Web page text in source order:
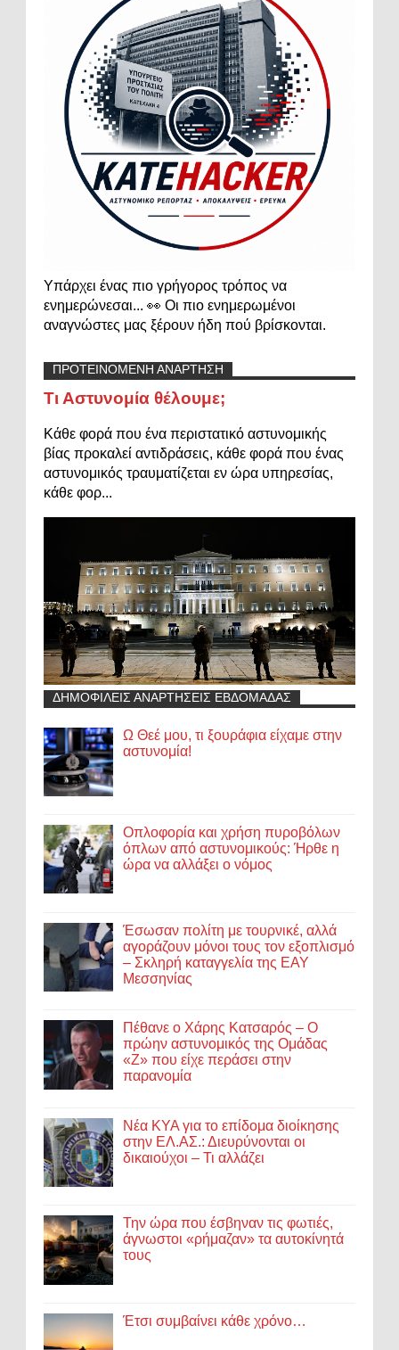
Υπάρχει ένας πιο γρήγορος τρόπος να
ενημερώνεσαι... 👀 Οι πιο ενημερωμένοι
αναγνώστες μας ξέρουν ήδη πού βρίσκονται.
ΠΡΟΤΕΙΝΟΜΕΝΗ ΑΝΑΡΤΗΣΗ
Τι Αστυνομία θέλουμε;
Κάθε φορά που ένα περιστατικό αστυνομικής
βίας προκαλεί αντιδράσεις, κάθε φορά που ένας
αστυνομικός τραυματίζεται εν ώρα υπηρεσίας,
κάθε φορ...
ΔΗΜΟΦΙΛΕΙΣ ΑΝΑΡΤΗΣΕΙΣ ΕΒΔΟΜΑΔΑΣ
Ω Θεέ μου, τι ξουράφια είχαμε στην
αστυνομία!
Οπλοφορία και χρήση πυροβόλων
όπλων από αστυνομικούς: Ήρθε η
ώρα να αλλάξει ο νόμος
Έσωσαν πολίτη με τουρνικέ, αλλά
αγοράζουν μόνοι τους τον εξοπλισμό
– Σκληρή καταγγελία της ΕΑΥ
Μεσσηνίας
Πέθανε ο Χάρης Κατσαρός – Ο
πρώην αστυνομικός της Ομάδας
«Ζ» που είχε περάσει στην
παρανομία
Νέα ΚΥΑ για το επίδομα διοίκησης
στην ΕΛ.ΑΣ.: Διευρύνονται οι
δικαιούχοι – Τι αλλάζει
Την ώρα που έσβηναν τις φωτιές,
άγνωστοι «ρήμαζαν» τα αυτοκίνητά
τους
Έτσι συμβαίνει κάθε χρόνο…